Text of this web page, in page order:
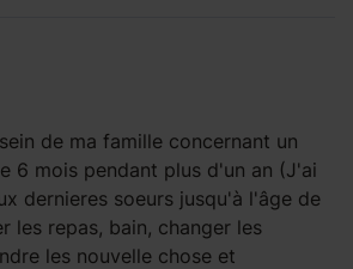
de ma famille concernant un
6 mois pendant plus d'un an (J'ai
dernieres soeurs jusqu'à l'âge de
les repas, bain, changer les
les nouvelle chose et